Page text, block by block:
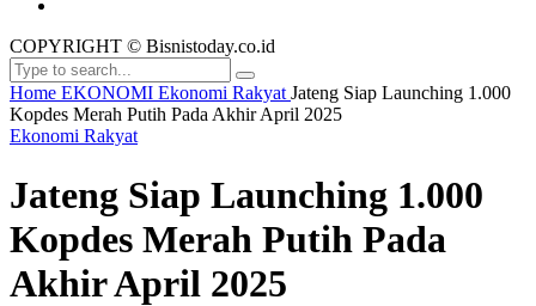
COPYRIGHT © Bisnistoday.co.id
Home EKONOMI Ekonomi RakyatJateng Siap Launching 1.000
Kopdes Merah Putih Pada Akhir April 2025
Ekonomi Rakyat
Jateng Siap Launching 1.000
Kopdes Merah Putih Pada
Akhir April 2025